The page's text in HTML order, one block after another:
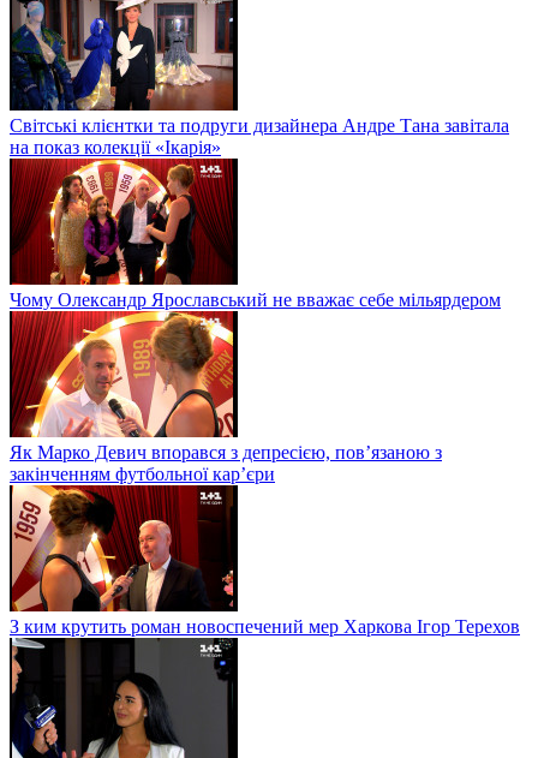
Світські клієнтки та подруги дизайнера Андре Тана завітала
на показ колекції «Ікарія»
Чому Олександр Ярославський не вважає себе мільярдером
Як Марко Девич впорався з депресією, пов’язаною з
закінченням футбольної кар’єри
З ким крутить роман новоспечений мер Харкова Ігор Терехов